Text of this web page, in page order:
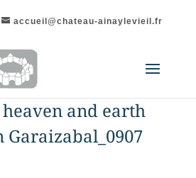
accueil@chateau-ainaylevieil.fr
and earth
Garaizabal_0907